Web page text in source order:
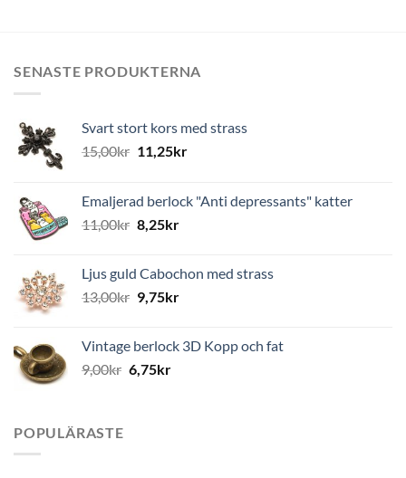
SENASTE PRODUKTERNA
Svart stort kors med strass
15,00kr 11,25kr
Emaljerad berlock "Anti depressants" katter
11,00kr 8,25kr
Ljus guld Cabochon med strass
13,00kr 9,75kr
Vintage berlock 3D Kopp och fat
9,00kr 6,75kr
POPULÄRASTE